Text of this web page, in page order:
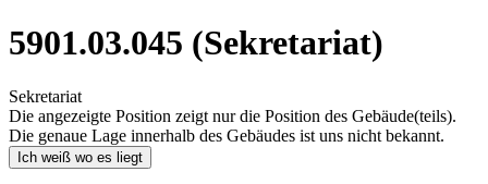
5901.03.045 (Sekretariat)
Sekretariat
Die angezeigte Position zeigt nur die Position des Gebäude(teils).
Die genaue Lage innerhalb des Gebäudes ist uns nicht bekannt.
Ich weiß wo es liegt